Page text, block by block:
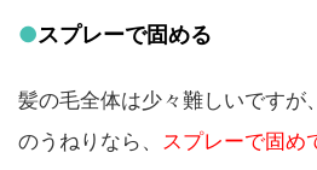
●スプレーで固める
髪の毛全体は少々難しいですが
のうねりなら、 スプレーで固め